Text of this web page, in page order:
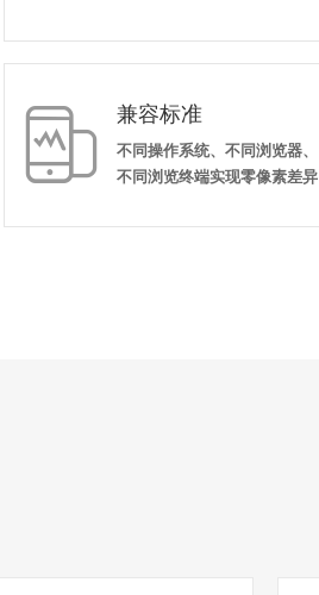
 兼容标准
不同操作系统、不同浏览器、
不同浏览终端实现零像素差异